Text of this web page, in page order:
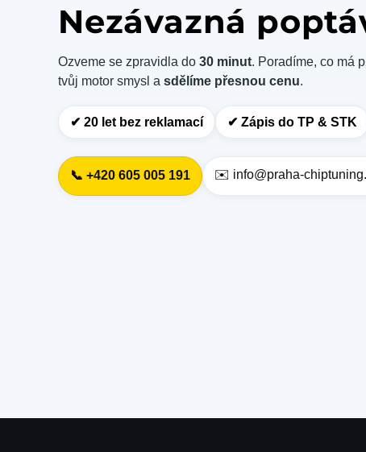
Nezávazná
Ozveme se zpravidla do 30 minut. Poradíme, co má
tvůj motor smysl a sdělíme přesnou cenu.
✔︎ 20 let bez reklamací ✔︎ Zápis do TP & STK
📞 +420 605 005 191 ✉️ info@praha-